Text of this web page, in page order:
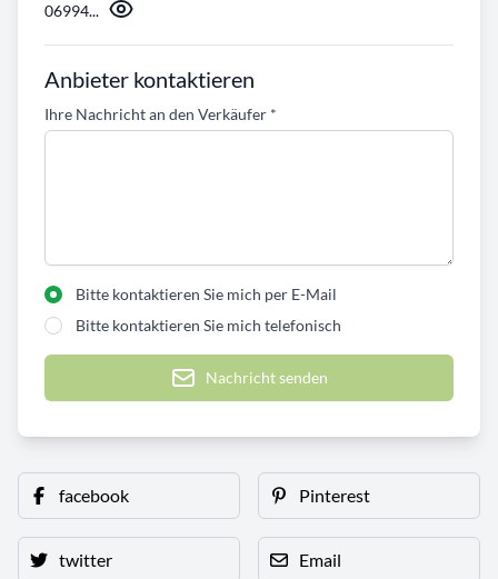
06994...
Anbieter kontaktieren
Ihre Nachricht an den Verkäufer *
Bitte kontaktieren Sie mich per E-Mail
Bitte kontaktieren Sie mich telefonisch
Nachricht senden
facebook Pinterest
twitter Email